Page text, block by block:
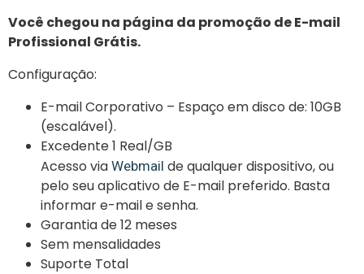
Você chegou na página da promoção de E-mail
Profissional Grátis.
Configuração:
E-mail Corporativo – Espaço em disco de: 10GB
(escalável).
Excedente 1 Real/GB
Acesso via Webmail de qualquer dispositivo, ou
pelo seu aplicativo de E-mail preferido. Basta
informar e-mail e senha.
Garantia de 12 meses
Sem mensalidades
Suporte Total